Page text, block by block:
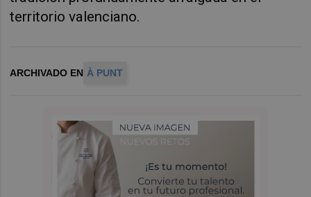
territorio valenciano.
ARCHIVADO EN À PUNT